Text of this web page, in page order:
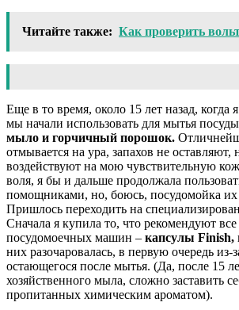
Читайте также: Как проверить
Еще в то время, около 15 лет назад, когда
мы начали использовать для мытья посуды
мыло и горчичный порошок.
отмывается на ура, запахов не оставляют,
воздействуют на мою чувствительную
воля, я бы и дальше продолжала
помощниками, но, боюсь, посудомойка их
Пришлось переходить на
Сначала я купила то, что рекомендуют
посудомоечных машин – капсулы Finish,
них разочаровалась, в первую очередь из-
остающегося после мытья. (Да, после 15
хозяйственного мыла, сложно заставить
пропитанных химическим ароматом).